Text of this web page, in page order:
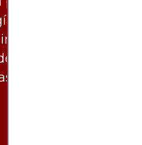
imparcial y están
de los
las
de socios